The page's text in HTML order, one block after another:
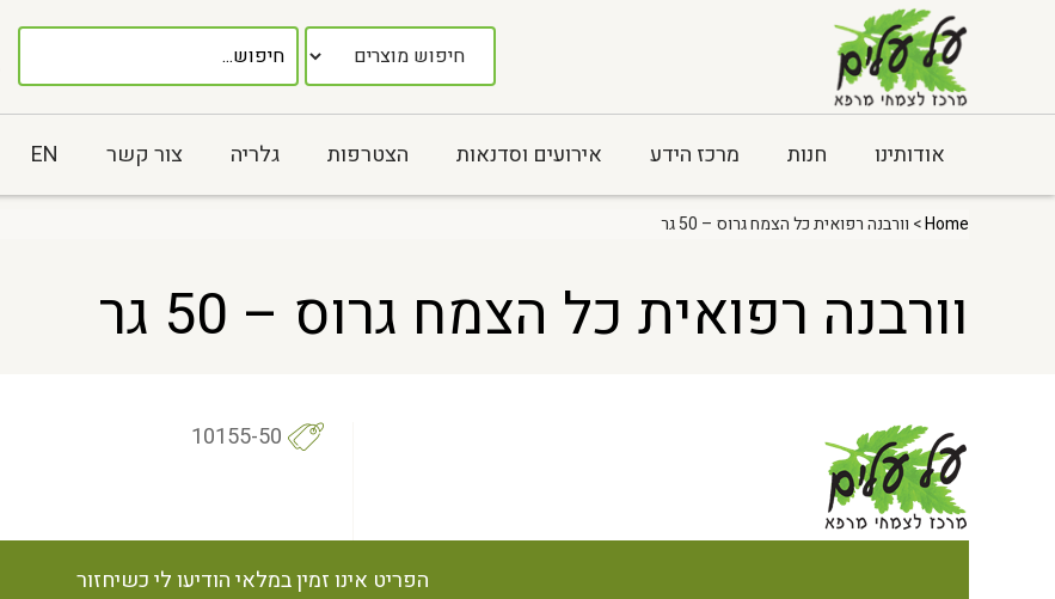
אודותינו חנות מרכז הידע אירועים וסדנאות הצטרפות גלריה צור קשר EN
Home> וורבנה רפואית כל הצמח גרוס – 50 גר
וורבנה רפואית כל הצמח גרוס – 50 גר
10155-50
הפריט אינו זמין במלאי הודיעו לי כשיחזור